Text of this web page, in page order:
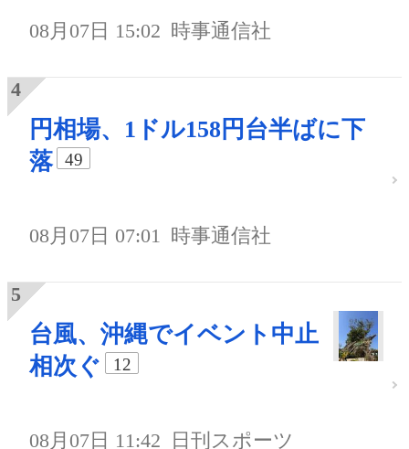
08月07日 15:02 時事通信社
円相場、1ドル158円台半ばに下
落
49
08月07日 07:01 時事通信社
台風、沖縄でイベント中止
相次ぐ
12
08月07日 11:42 日刊スポーツ